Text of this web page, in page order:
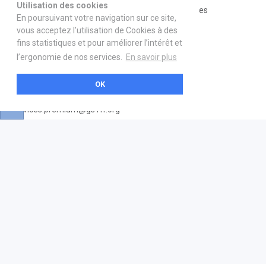
Utilisation des cookies
En poursuivant votre navigation sur ce site,
vous acceptez l’utilisation de Cookies à des
fins statistiques et pour améliorer l’intérêt et
l’ergonomie de nos services.
En savoir plus
OK
GS1 France
Devenez partenaire
Mentions légales
Nous contacter
21 boulevard Haussmann
services.premium@gs1fr.org